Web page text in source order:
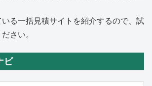
る一括見積サイトを紹介するので、試
さい。
ビ